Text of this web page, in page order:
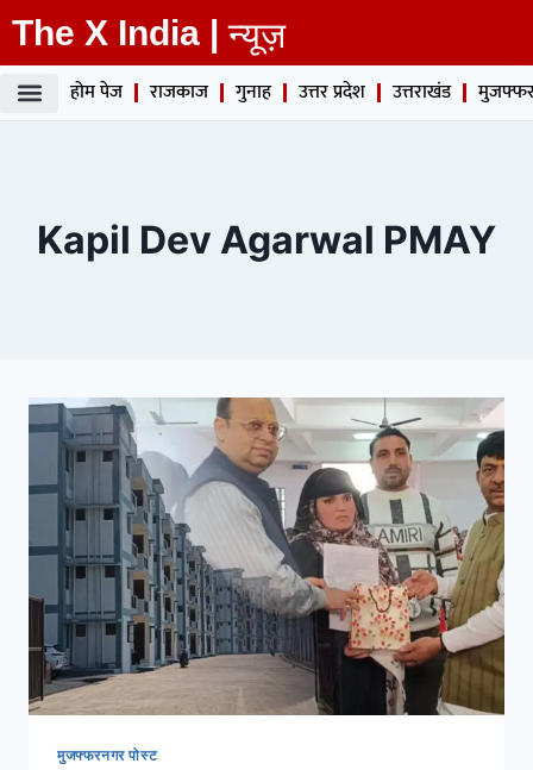
The X India | न्यूज़
होम पेज राजकाज गुनाह उत्तर प्रदेश उत्तराखंड
Kapil Dev Agarwal PMAY
मुजफ्फरनगर पोस्ट